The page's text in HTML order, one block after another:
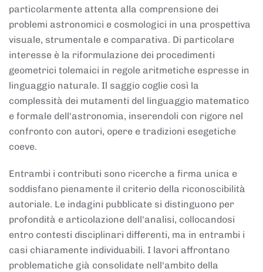
particolarmente attenta alla comprensione dei
problemi astronomici e cosmologici in una prospettiva
visuale, strumentale e comparativa. Di particolare
interesse è la riformulazione dei procedimenti
geometrici tolemaici in regole aritmetiche espresse in
linguaggio naturale. Il saggio coglie così la
complessità dei mutamenti del linguaggio matematico
e formale dell'astronomia, inserendoli con rigore nel
confronto con autori, opere e tradizioni esegetiche
coeve.
Entrambi i contributi sono ricerche a firma unica e
soddisfano pienamente il criterio della riconoscibilità
autoriale. Le indagini pubblicate si distinguono per
profondità e articolazione dell'analisi, collocandosi
entro contesti disciplinari differenti, ma in entrambi i
casi chiaramente individuabili. I lavori affrontano
problematiche già consolidate nell'ambito della